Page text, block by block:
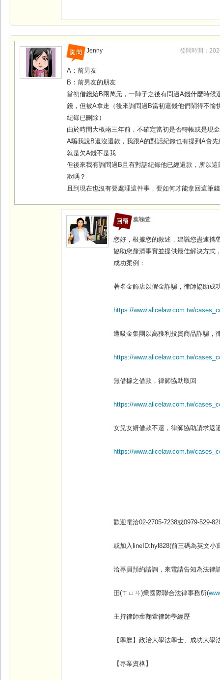
Jenny 發問時間：
A：前男友
B：前男友的朋友
當初借錢給B兩萬元，一陣子之後有問過A錢什麼時候
錢，但被A拿走（後來詢問過B當初還錢他們鬧得不愉
紀錄已刪除）
由於時間大概兩三年前，不確定當初是否轉帳或是現
A騙我說B還沒還款，我跟A的對話紀錄也有提到A會
就是欠A錢不是我
但後來我有詢問過B且有對話紀錄他已經還款，所以
欺嗎？
且到現在也沒有要處理這件事，要如何才能拿回這筆錢
葉鞠萱
您好，根據您的敘述，建議您盡速攜
協助您釐清事實並提供最佳解決方式
成功案例：
著名金飾店以假金詐騙，律師協助成
https://www.alicelaw.com.tw/
遭吸金集團以高獲利投資商品詐騙，
https://www.alicelaw.com.tw/
無借據之借款，律師協助取回
https://www.alicelaw.com.tw/
女兒女婿借款不還，律師協助請求返
https://www.alicelaw.com.tw/
歡迎電洽02-2705-7238或0979-529-
或加入lineID:hyl828(前三碼為英文小
洽專員預約諮詢，來電請告知為法律
昍(ㄒㄩㄢ)業國際聯合法律事務所(
主持律師葉鞠萱律師學經歷
【學歷】政治大學法學士、成功大學
【專業資格】